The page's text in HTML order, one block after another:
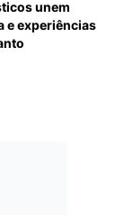
unem
e experiências